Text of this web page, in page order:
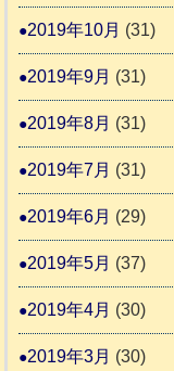
2019年10月 (31)
2019年9月 (31)
2019年8月 (31)
2019年7月 (31)
2019年6月 (29)
2019年5月 (37)
2019年4月 (30)
2019年3月 (30)